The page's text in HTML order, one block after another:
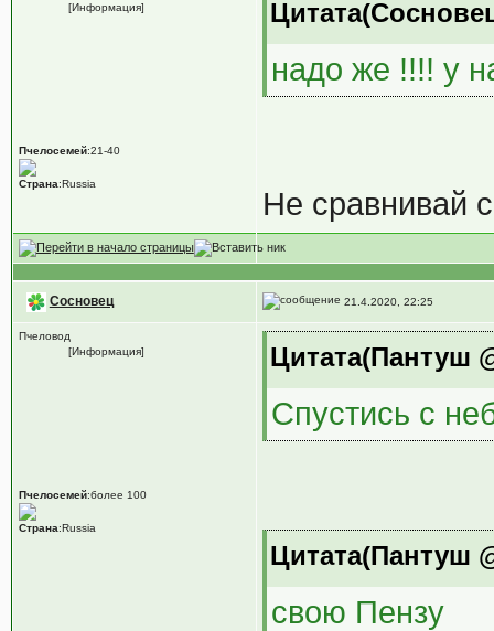
[Информация]
Пчелосемей:21-40
Страна:Russia
надо же !!!! у
Не сравнивай
Сосновец 21.4.2020, 22:25
Пчеловод
[Информация]
Пчелосемей:более 100
Страна:Russia
Цитата(Пантуш
Спустись с
Цитата(Пантуш
свою Пензу